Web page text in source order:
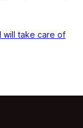
will take care of